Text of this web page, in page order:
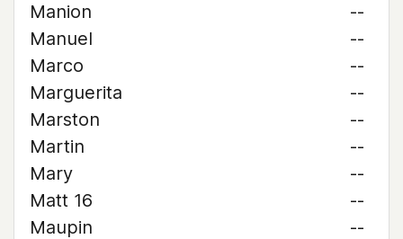
Manion
--
Manuel
--
Marco
--
Marguerita
--
Marston
--
Martin
--
Mary
--
Matt 16
--
Maupin
--